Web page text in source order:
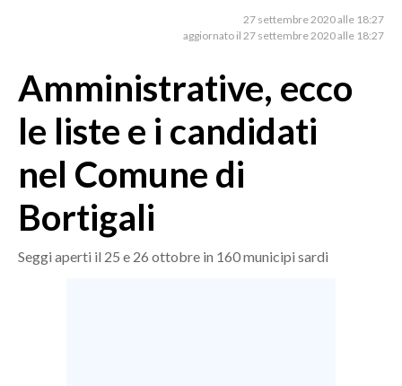
MEDIO CAMPIDANO
SASSARI E PROVINCIA
GALLURA
NUORO E PROVINCIA
OGLIASTRA
27 settembre 2020 alle 18:27
aggiornato il 27 settembre 2020 alle 18:27
Amministrative, ecco
le liste e i candidati
nel Comune di
Bortigali
Seggi aperti il 25 e 26 ottobre in 160 municipi sardi